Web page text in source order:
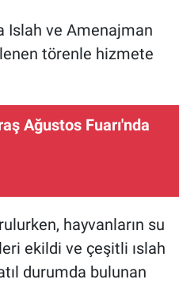
Islah ve Amenajman
törenle hizmete
Ağustos Fuarı'nda
hayvanların su
ekildi ve çeşitli ıslah
durumda bulunan